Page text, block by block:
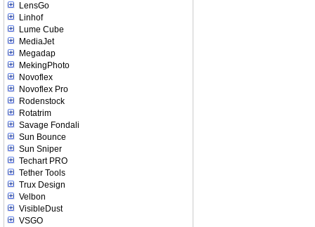
LensGo
Linhof
Lume Cube
MediaJet
Megadap
MekingPhoto
Novoflex
Novoflex Pro
Rodenstock
Rotatrim
Savage Fondali
Sun Bounce
Sun Sniper
Techart PRO
Tether Tools
Trux Design
Velbon
VisibleDust
VSGO